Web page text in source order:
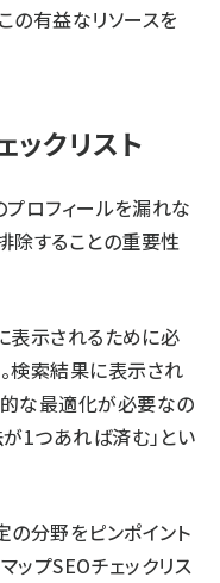
この有益なリソースを
クリスト
ロフィールを漏れな
除することの重要性
表示されるために必
検索結果に表示され
な最適化が必要なの
が1つあれば済む」とい
の分野をピンポイント
ップSEOチェックリス